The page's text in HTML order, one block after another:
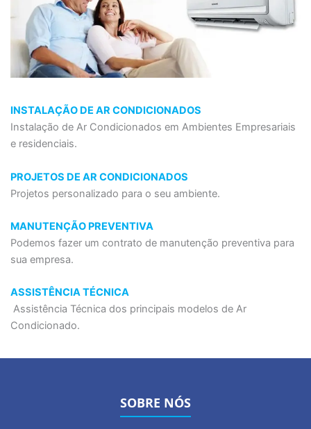
INSTALAÇÃO DE AR CONDICIONADOS
Instalação de Ar Condicionados em Ambientes Empresariais
e residenciais.
PROJETOS DE AR CONDICIONADOS
Projetos personalizado para o seu ambiente.
MANUTENÇÃO PREVENTIVA
Podemos fazer um contrato de manutenção preventiva para
sua empresa.
ASSISTÊNCIA TÉCNICA
Assistência Técnica dos principais modelos de Ar
Condicionado.
SOBRE NÓS